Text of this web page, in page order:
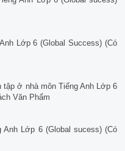
Lớp 6 (Global Success) (Có
ở nhà môn Tiếng Anh Lớp 6
Văn Phẩm
Lớp 6 (Global sucess) (Có